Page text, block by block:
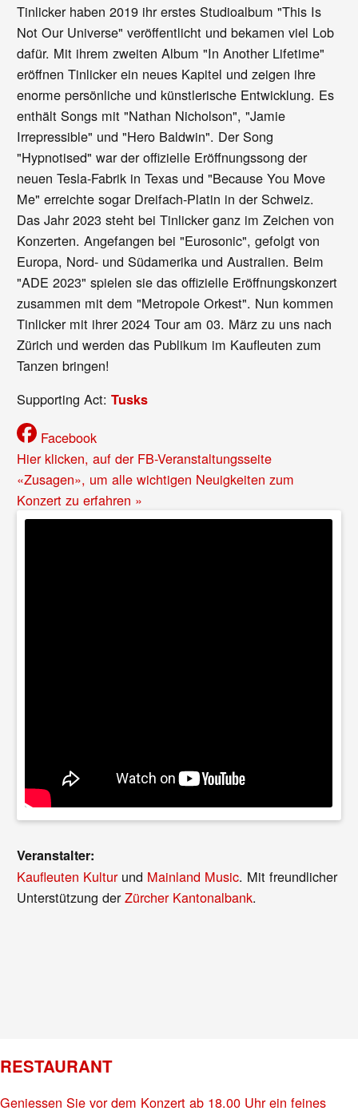
Tinlicker haben 2019 ihr erstes Studioalbum "This Is
Not Our Universe" veröffentlicht und bekamen viel Lob
dafür. Mit ihrem zweiten Album "In Another Lifetime"
eröffnen Tinlicker ein neues Kapitel und zeigen ihre
enorme persönliche und künstlerische Entwicklung. Es
enthält Songs mit "Nathan Nicholson", "Jamie
Irrepressible" und "Hero Baldwin". Der Song
"Hypnotised" war der offizielle Eröffnungssong der
neuen Tesla-Fabrik in Texas und "Because You Move
Me" erreichte sogar Dreifach-Platin in der Schweiz.
Das Jahr 2023 steht bei Tinlicker ganz im Zeichen von
Konzerten. Angefangen bei "Eurosonic", gefolgt von
Europa, Nord- und Südamerika und Australien. Beim
"ADE 2023" spielen sie das offizielle Eröffnungskonzert
zusammen mit dem "Metropole Orkest". Nun kommen
Tinlicker mit ihrer 2024 Tour am 03. März zu uns nach
Zürich und werden das Publikum im Kaufleuten zum
Tanzen bringen!
Supporting Act:Tusks
Facebook
Hier klicken, auf der FB-Veranstaltungsseite
«Zusagen», um alle wichtigen Neuigkeiten zum
Konzert zu erfahren »
Veranstalter:
Kaufleuten Kulturund Mainland Music. Mit freundlicher
Unterstützung derZürcher Kantonalbank.
RESTAURANT
Geniessen Sie vor dem Konzert ab 18.00 Uhr ein feines